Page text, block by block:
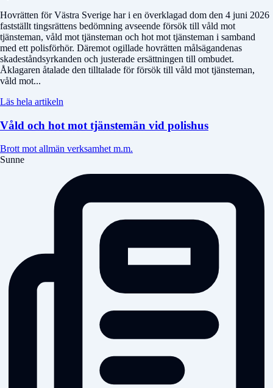
Hovrätten för Västra Sverige har i en överklagad dom den 4 juni 2026
fastställt tingsrättens bedömning avseende försök till våld mot
tjänsteman, våld mot tjänsteman och hot mot tjänsteman i samband
med ett polisförhör. Däremot ogillade hovrätten målsägandenas
skadeståndsyrkanden och justerade ersättningen till ombudet.
Åklagaren åtalade den tilltalade för försök till våld mot tjänsteman,
våld mot...
Läs hela artikeln
Våld och hot mot tjänstemän vid polishus
Brott mot allmän verksamhet m.m.
Sunne